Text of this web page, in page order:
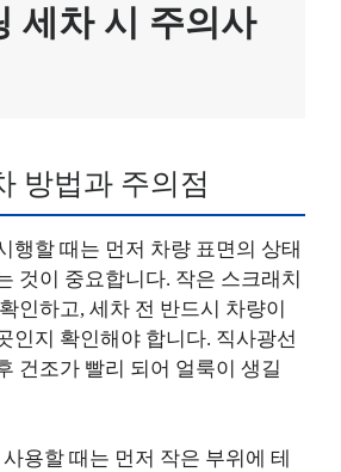
세차 시 주의사
방법과 주의점
행할 때는 먼저 차량 표면의 상태
것이 중요합니다. 작은 스크래치
인하고, 세차 전 반드시 차량이
인지 확인해야 합니다. 직사광선
건조가 빨리 되어 얼룩이 생길
용할 때는 먼저 작은 부위에 테